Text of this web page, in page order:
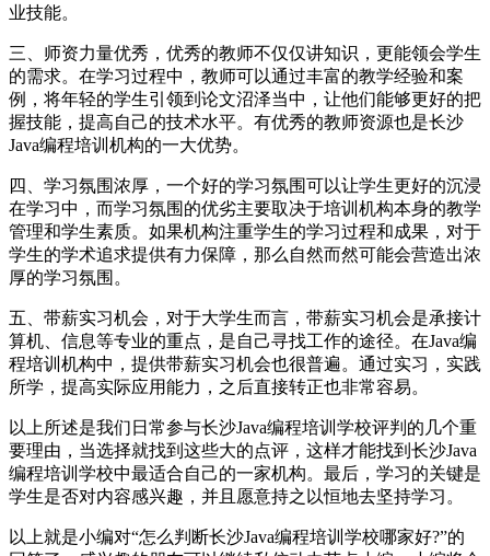
业技能。
三、师资力量优秀，优秀的教师不仅仅讲知识，更能领会学生
的需求。在学习过程中，教师可以通过丰富的教学经验和案
例，将年轻的学生引领到论文沼泽当中，让他们能够更好的把
握技能，提高自己的技术水平。有优秀的教师资源也是长沙
Java编程培训机构的一大优势。
四、学习氛围浓厚，一个好的学习氛围可以让学生更好的沉浸
在学习中，而学习氛围的优劣主要取决于培训机构本身的教学
管理和学生素质。如果机构注重学生的学习过程和成果，对于
学生的学术追求提供有力保障，那么自然而然可能会营造出浓
厚的学习氛围。
五、带薪实习机会，对于大学生而言，带薪实习机会是承接计
算机、信息等专业的重点，是自己寻找工作的途径。在Java编
程培训机构中，提供带薪实习机会也很普遍。通过实习，实践
所学，提高实际应用能力，之后直接转正也非常容易。
以上所述是我们日常参与长沙Java编程培训学校评判的几个重
要理由，当选择就找到这些大的点评，这样才能找到长沙Java
编程培训学校中最适合自己的一家机构。最后，学习的关键是
学生是否对内容感兴趣，并且愿意持之以恒地去坚持学习。
以上就是小编对“怎么判断长沙Java编程培训学校哪家好?”的